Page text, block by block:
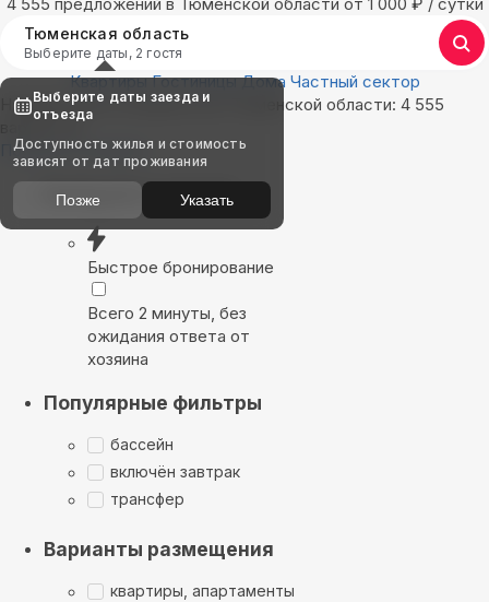
Тюменская область
Выберите даты, 2 гостя
Квартиры Гостиницы Дома Частный сектор
Найдём, где остановиться в Тюменской области: 4 555
вариантов
Показать на карте
Выбирайте лучшее
Быстрое бронирование
Всего 2 минуты, без
ожидания ответа от
хозяина
Популярные фильтры
бассейн
включён завтрак
трансфер
Варианты размещения
квартиры, апартаменты
Выберите даты заезда и
отъезда
Доступность жилья и стоимость
зависят от дат проживания
Позже Указать